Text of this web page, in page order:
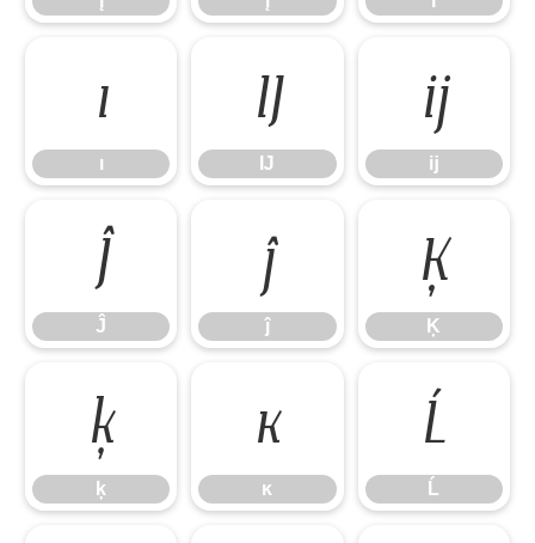
ı
ı
Ĳ
Ĳ
ĳ
ĳ
Ĵ
Ĵ
ĵ
ĵ
Ķ
Ķ
ķ
ķ
ĸ
ĸ
Ĺ
Ĺ